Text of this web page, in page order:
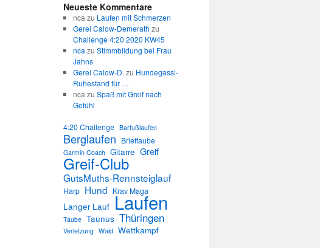
Neueste Kommentare
nca zu Laufen mit Schmerzen
Gerel Calow-Demerath zu
Challenge 4:20 2020 KW45
nca zu Stimmbildung bei Frau
Jahns
Gerel Calow-D. zu Hundegassi-
Ruhestand für …
nca zu Spaß mit Greif nach
Gefühl
4:20 Challenge Barfußlaufen
Berglaufen Brieftaube
Garmin Coach Gitarre Greif
Greif-Club
GutsMuths-Rennsteiglauf
Harp Hund Krav Maga
Langer Lauf Laufen
Taube Taunus Thüringen
Verletzung Wald Wettkampf